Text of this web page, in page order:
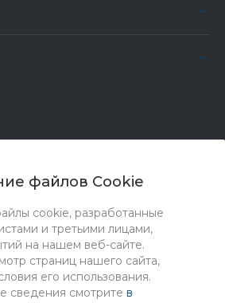
файлов Cookie
cookie, разработанные
и третьими лицами,
на нашем веб-сайте.
страниц нашего сайта,
его использования.
сведения смотрите в